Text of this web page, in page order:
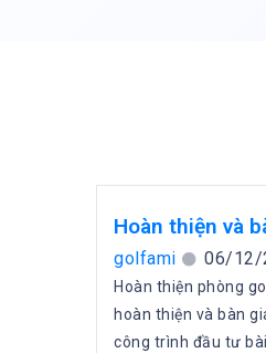
Hoàn thiện và
golfami 06/12/
Hoàn thiện phòng
hoàn thiện và bàn
công trình đầu tư